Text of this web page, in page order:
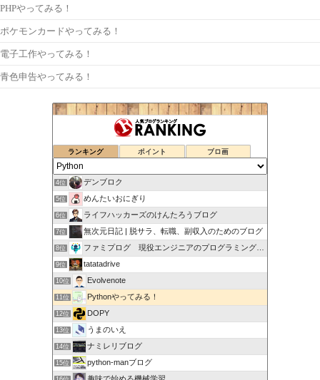
PHPやってみる！
ポケモンカードやってみる！
電子工作やってみる！
青色申告やってみる！
ランキング ポイント ブロ画
4位 デンブロク
5位 めんたいおにぎり
6位 ライフハッカーズのけんたろうブログ
7位 無次元日記 | 脱サラ、転職、副収入のためのブログ
8位 ファミプログ 現役エンジニアのプログラミング入門講座
9位 tatatadrive
10位 Evolvenote
11位 Pythonやってみる！
12位 DOPY
13位 うまのいえ
14位 ナミレリブログ
15位 python-manブログ